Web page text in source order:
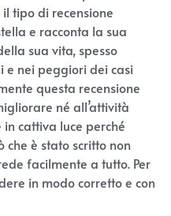
tipo di recensione
e racconta la sua
sua vita, spesso
nei peggiori dei casi
questa recensione
né all’attività
cattiva luce perché
è stato scritto non
facilmente a tutto. Per
in modo corretto e con